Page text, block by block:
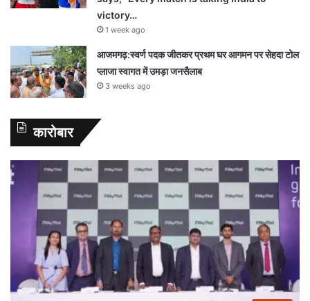
victory…
1 week ago
आजमगढ़:स्वर्ण पदक जीतकर प्रथम घर आगमन पर सेहदा टोल
प्लाजा स्वागत में उमड़ा जनसैलाब
3 weeks ago
कारोबार